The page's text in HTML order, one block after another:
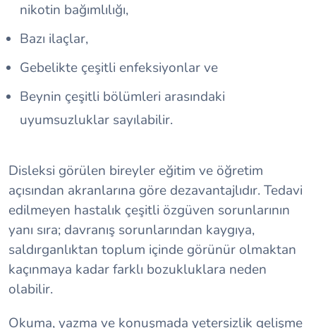
nikotin bağımlılığı,
Bazı ilaçlar,
Gebelikte çeşitli enfeksiyonlar ve
Beynin çeşitli bölümleri arasındaki
uyumsuzluklar sayılabilir.
Disleksi görülen bireyler eğitim ve öğretim
açısından akranlarına göre dezavantajlıdır. Tedavi
edilmeyen hastalık çeşitli özgüven sorunlarının
yanı sıra; davranış sorunlarından kaygıya,
saldırganlıktan toplum içinde görünür olmaktan
kaçınmaya kadar farklı bozukluklara neden
olabilir.
Okuma, yazma ve konuşmada yetersizlik gelişme